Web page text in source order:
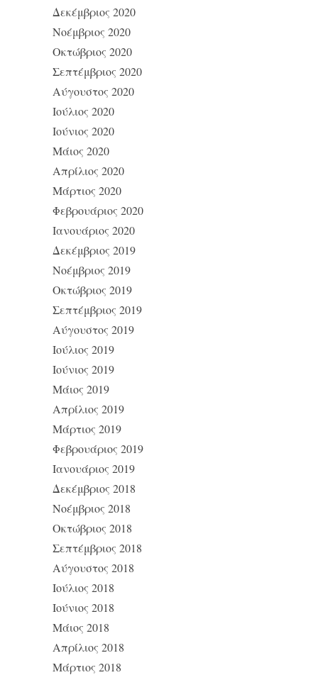
Δεκέμβριος 2020
Νοέμβριος 2020
Οκτώβριος 2020
Σεπτέμβριος 2020
Αύγουστος 2020
Ιούλιος 2020
Ιούνιος 2020
Μάιος 2020
Απρίλιος 2020
Μάρτιος 2020
Φεβρουάριος 2020
Ιανουάριος 2020
Δεκέμβριος 2019
Νοέμβριος 2019
Οκτώβριος 2019
Σεπτέμβριος 2019
Αύγουστος 2019
Ιούλιος 2019
Ιούνιος 2019
Μάιος 2019
Απρίλιος 2019
Μάρτιος 2019
Φεβρουάριος 2019
Ιανουάριος 2019
Δεκέμβριος 2018
Νοέμβριος 2018
Οκτώβριος 2018
Σεπτέμβριος 2018
Αύγουστος 2018
Ιούλιος 2018
Ιούνιος 2018
Μάιος 2018
Απρίλιος 2018
Μάρτιος 2018